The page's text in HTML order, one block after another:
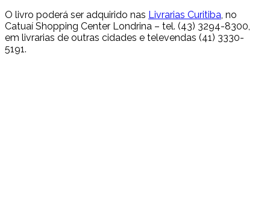
O livro poderá ser adquirido nas Livrarias Curitiba , no
Catuaí Shopping Center Londrina – tel. (43) 3294-8300,
em livrarias de outras cidades e televendas (41) 3330-
5191.